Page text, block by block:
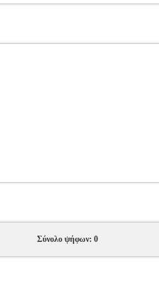
Σύνολο ψήφων: 0